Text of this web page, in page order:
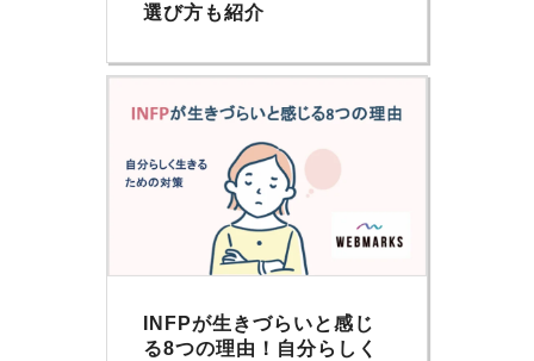
選び方も紹介
INFPが生きづらいと感じ
る8つの理由！自分らしく